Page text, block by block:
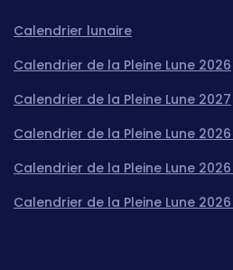
Calendrier lunaire
Calendrier de la Pleine Lune 2026
Calendrier de la Pleine Lune 2027
Calendrier de la Pleine Lune
Calendrier de la Pleine Lune
Calendrier de la Pleine Lune